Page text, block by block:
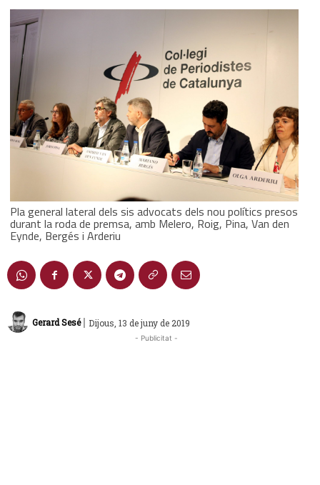
Pla general lateral dels sis advocats dels nou polítics presos
durant la roda de premsa, amb Melero, Roig, Pina, Van den
Eynde, Bergés i Arderiu
Gerard Sesé | Dijous, 13 de juny de 2019
- Publicitat -